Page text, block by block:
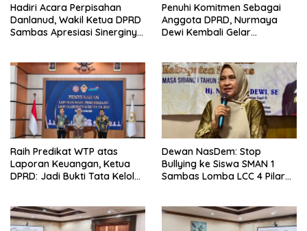
Hadiri Acara Perpisahan
Danlanud, Wakil Ketua DPRD
Sambas Apresiasi Sinerginya
Penuhi Komitmen Sebagai
Anggota DPRD, Nurmaya
Dewi Kembali Gelar
Raih Predikat WTP atas
Laporan Keuangan, Ketua
DPRD: Jadi Bukti Tata Kelola
Dewan NasDem: Stop
Bullying ke Siswa SMAN 1
Sambas Lomba LCC 4 Pilar